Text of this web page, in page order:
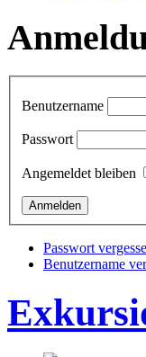
Benutzername
Passwort
Angemeldet bleiben
Passwort
Benutzername